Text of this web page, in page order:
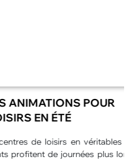
POUR
ÉTÉ
loisirs en véritables espaces
de journées plus longues et